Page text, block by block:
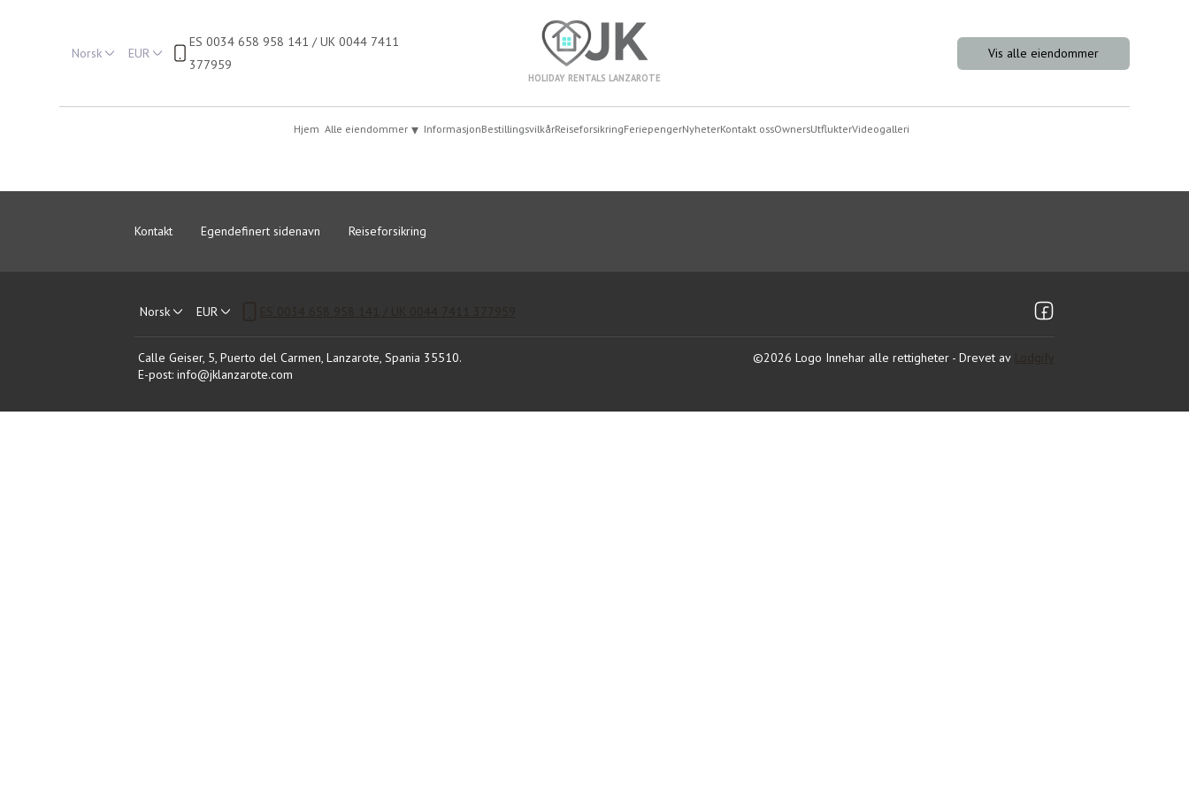
Norsk EUR
ES 0034 658 958 141 / UK 0044 7411
377959
HOLIDAY RENTALS LANZAROTE
Vis alle eiendommer
Hjem Alle eiendommer ▾ InformasjonBestillingsvilkårReiseforsikringFeriepengerNyheterKontakt ossOwnersUtflukterVideogalleri
Kontakt Egendefinert sidenavn Reiseforsikring
Norsk EUR
Calle Geiser, 5, Puerto del Carmen, Lanzarote, Spania 35510.
E-post: info@jklanzarote.com
©2026 Logo Innehar alle rettigheter - Drevet av